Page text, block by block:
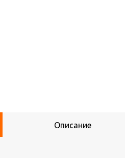
Описание